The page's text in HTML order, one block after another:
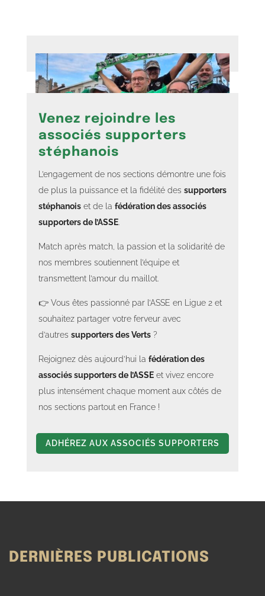
Venez rejoindre les
associés supporters
stéphanois
L’engagement de nos sections démontre une fois
de plus la puissance et la fidélité des supporters
stéphanois et de la fédération des associés
supporters de l’ASSE.
Match après match, la passion et la solidarité de
nos membres soutiennent l’équipe et
transmettent l’amour du maillot.
👉 Vous êtes passionné par l’ASSE en Ligue 2 et
souhaitez partager votre ferveur avec
d’autres supporters des Verts ?
Rejoignez dès aujourd’hui la fédération des
associés supporters de l’ASSE et vivez encore
plus intensément chaque moment aux côtés de
nos sections partout en France !
ADHÉREZ AUX ASSOCIÉS SUPPORTERS
DERNIÈRES PUBLICATIONS